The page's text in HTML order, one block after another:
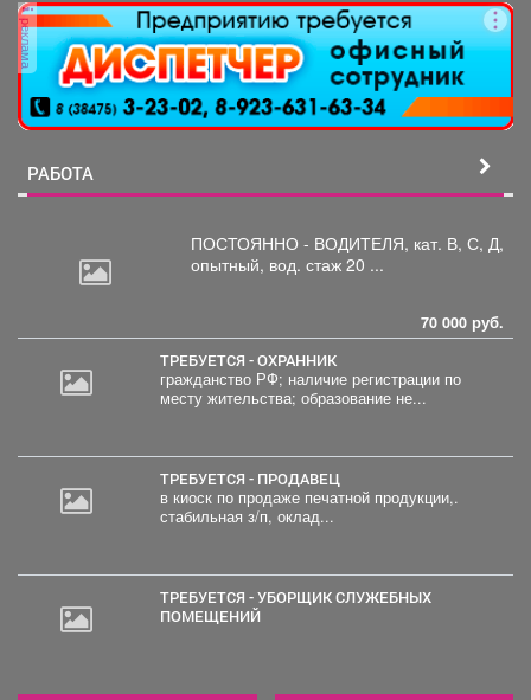
реклама
РАБОТА
ПОСТОЯННО - ВОДИТЕЛЯ, кат. В, С, Д,
опытный, вод. стаж 20 ...
70 000 руб.
ТРЕБУЕТСЯ - ОХРАННИК
гражданство РФ; наличие регистрации по
месту жительства; образование не...
ТРЕБУЕТСЯ - ПРОДАВЕЦ
в киоск по продаже печатной продукции,.
стабильная з/п, оклад...
ТРЕБУЕТСЯ - УБОРЩИК СЛУЖЕБНЫХ
ПОМЕЩЕНИЙ